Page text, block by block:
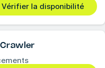
Vérifier la disponibilité